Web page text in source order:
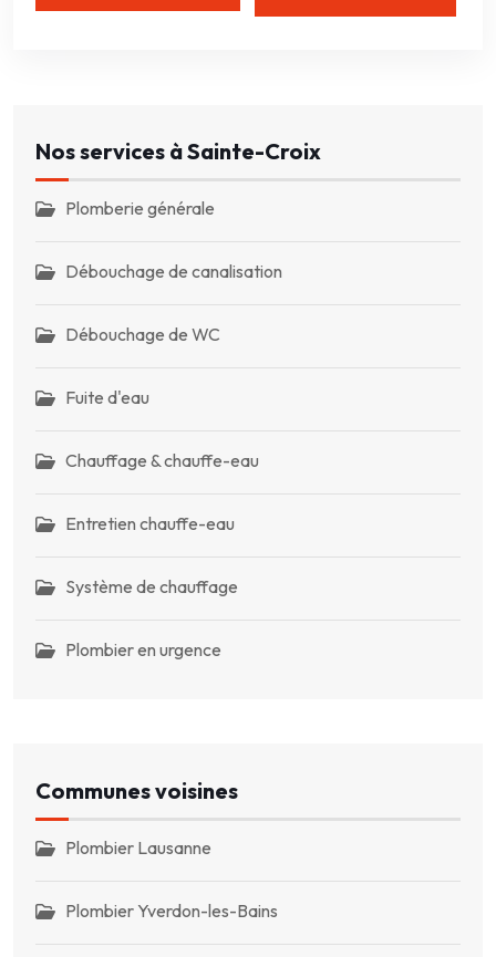
Nos services à Sainte-Croix
Plomberie générale
Débouchage de canalisation
Débouchage de WC
Fuite d'eau
Chauffage & chauffe-eau
Entretien chauffe-eau
Système de chauffage
Plombier en urgence
Communes voisines
Plombier Lausanne
Plombier Yverdon-les-Bains